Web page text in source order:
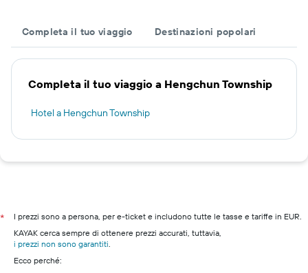
Completa il tuo viaggio Destinazioni popolari
Completa il tuo viaggio a Hengchun Township
Hotel a Hengchun Township
*
I prezzi sono a persona, per e-ticket e includono tutte le tasse e tariffe in EUR.
KAYAK cerca sempre di ottenere prezzi accurati, tuttavia,
i prezzi non sono garantiti.
Ecco perché: